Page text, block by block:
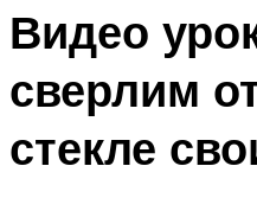
Видео
сверлим
стекле